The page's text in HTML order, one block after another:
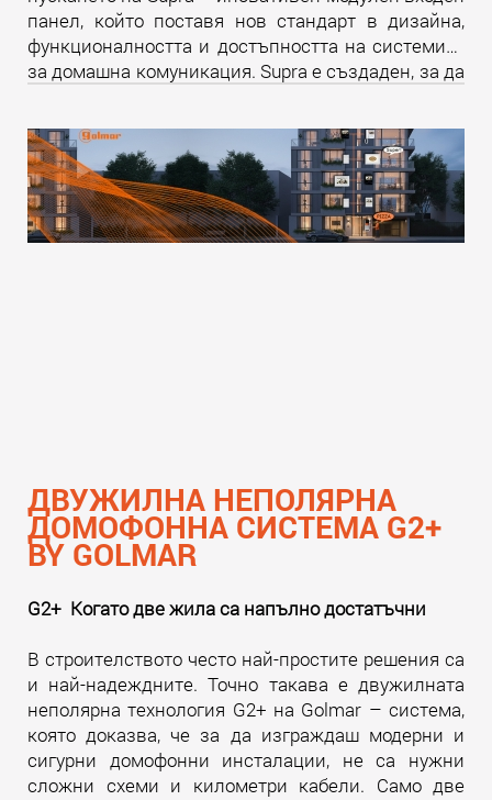
панел, който поставя нов стандарт в дизайна,
функционалността и достъпността на системите
за домашна комуникация. Supra е създаден, за да
потребители, така и за професионалистите в
бранша.Прочети още
ДВУЖИЛНА НЕПОЛЯРНА
ДОМОФОННА СИСТЕМА G2+
BY GOLMAR
G2+ Когато две жила са напълно достатъчни
В строителството често най-простите решения са
и най-надеждните. Точно такава е двужилната
неполярна технология G2+ на Golmar – система,
която доказва, че за да изграждаш модерни и
сигурни домофонни инсталации, не са нужни
сложни схеми и километри кабели. Само две